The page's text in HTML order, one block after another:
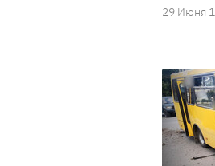
29 Июня